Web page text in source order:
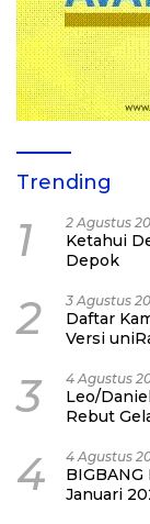
Trending
1 2 Agustus
Ketahui
Depok
2 3 Agustus
Daftar
Versi
3 4 Agustus
Leo/
Rebut
4 4 Agustus
BIGBANG
Januari